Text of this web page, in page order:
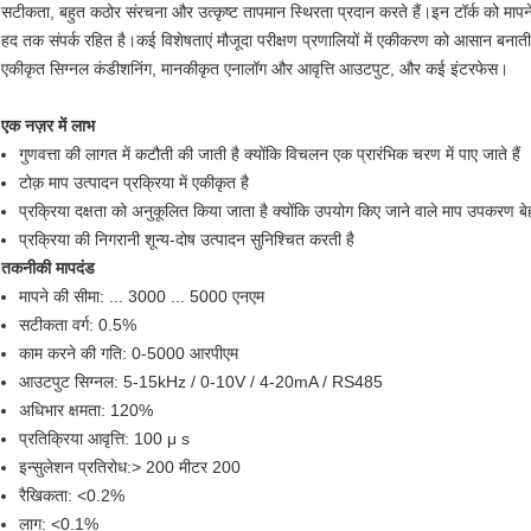
सटीकता, बहुत कठोर संरचना और उत्कृष्ट तापमान स्थिरता प्रदान करते हैं।इन टॉर्क को
हद तक संपर्क रहित है।कई विशेषताएं मौजूदा परीक्षण प्रणालियों में एकीकरण को आसान
एकीकृत सिग्नल कंडीशनिंग, मानकीकृत एनालॉग और आवृत्ति आउटपुट, और कई इंटरफेस।
एक नज़र में लाभ
गुणवत्ता की लागत में कटौती की जाती है क्योंकि विचलन एक प्रारंभिक चरण में पाए जाते हैं
टोक़ माप उत्पादन प्रक्रिया में एकीकृत है
प्रक्रिया दक्षता को अनुकूलित किया जाता है क्योंकि उपयोग किए जाने वाले माप उपकरण
प्रक्रिया की निगरानी शून्य-दोष उत्पादन सुनिश्चित करती है
तकनीकी मापदंड
मापने की सीमा: ... 3000 ... 5000 एनएम
सटीकता वर्ग: 0.5%
काम करने की गति: 0-5000 आरपीएम
आउटपुट सिग्नल: 5-15kHz / 0-10V / 4-20mA / RS485
अधिभार क्षमता: 120%
प्रतिक्रिया आवृत्ति: 100 μ s
इन्सुलेशन प्रतिरोध:> 200 मीटर 200
रैखिकता: <0.2%
लाग: <0.1%